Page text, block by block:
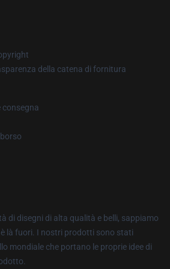
della catena di fornitura
consegna
di disegni di alta qualità e belli, sappiamo
là fuori. I nostri prodotti sono stati
mondiale che portano le proprie idee di